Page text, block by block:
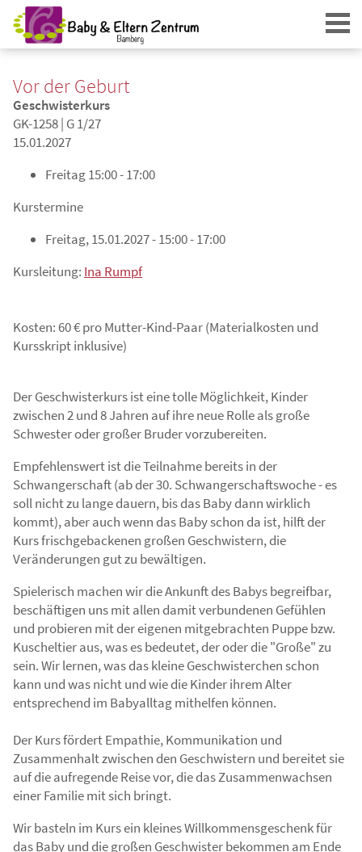
Login
Vor der Geburt
Geschwisterkurs
GK-1258 | G 1/27
15.01.2027
Freitag15:00 - 17:00
Kurstermine
Freitag, 15.01.2027 - 15:00 - 17:00
Kursleitung: Ina Rumpf
Kosten: 60 € pro Mutter-Kind-Paar (Materialkosten und
Kursskript inklusive)
Der Geschwisterkurs ist eine tolle Möglichkeit, Kinder
zwischen 2 und 8 Jahren auf ihre neue Rolle als große
Schwester oder großer Bruder vorzubereiten.
Empfehlenswert ist die Teilnahme bereits in der
Schwangerschaft (ab der 30. Schwangerschaftswoche - es
soll nicht zu lange dauern, bis das Baby dann wirklich
kommt), aber auch wenn das Baby schon da ist, hilft der
Kurs frischgebackenen großen Geschwistern, die
Veränderungen gut zu bewältigen.
Spielerisch machen wir die Ankunft des Babys begreifbar,
beschäftigen uns mit allen damit verbundenen Gefühlen
und probieren mit der eigenen mitgebrachten Puppe bzw.
Kuscheltier aus, was es bedeutet, der oder die "Große" zu
sein. Wir lernen, was das kleine Geschwisterchen schon
kann und was nicht und wie die Kinder ihrem Alter
entsprechend im Babyalltag mithelfen können.
Der Kurs fördert Empathie, Kommunikation und
Zusammenhalt zwischen den Geschwistern und bereitet sie
auf die aufregende Reise vor, die das Zusammenwachsen
einer Familie mit sich bringt.
Wir basteln im Kurs ein kleines Willkommensgeschenk für
das Baby und die großen Geschwister bekommen am Ende